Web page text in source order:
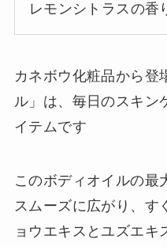
レモンシトラスの香
カネボウ化粧品から登
ル」は、毎日のスキン
イテムです
このボディオイルの最
スムーズに広がり、
ョウエキスとユズエキ